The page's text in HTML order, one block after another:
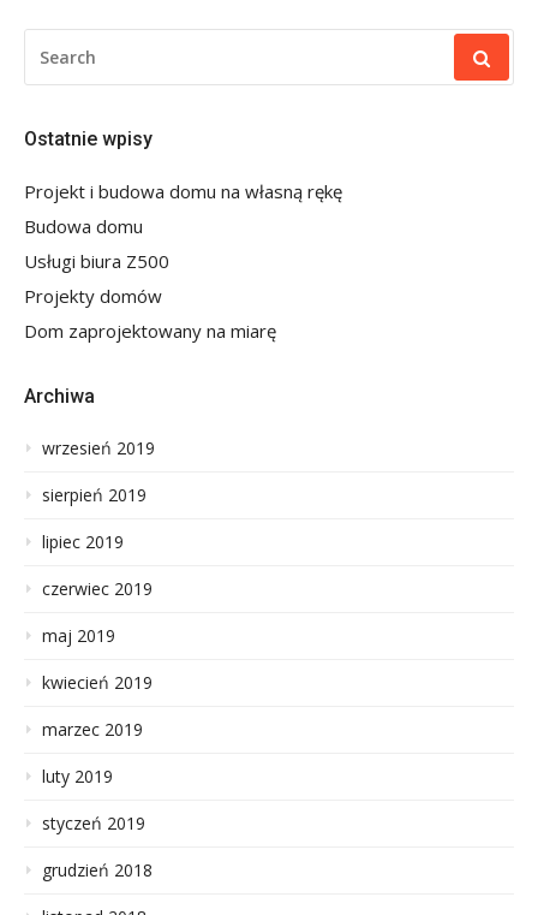
FOR:
Ostatnie wpisy
Projekt i budowa domu na własną rękę
Budowa domu
Usługi biura Z500
Projekty domów
Dom zaprojektowany na miarę
Archiwa
wrzesień 2019
sierpień 2019
lipiec 2019
czerwiec 2019
maj 2019
kwiecień 2019
marzec 2019
luty 2019
styczeń 2019
grudzień 2018